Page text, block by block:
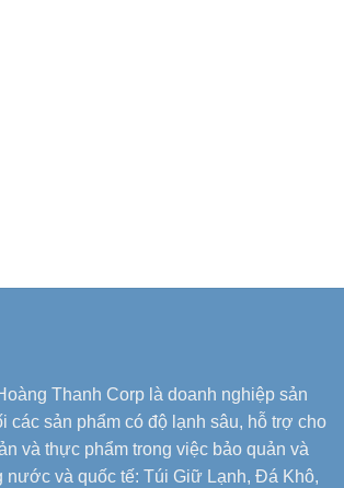
Thanh Corp là doanh nghiệp sản
các sản phẩm có độ lạnh sâu, hỗ trợ cho
và thực phẩm trong việc bảo quản và
nước và quốc tế: Túi Giữ Lạnh, Đá Khô,